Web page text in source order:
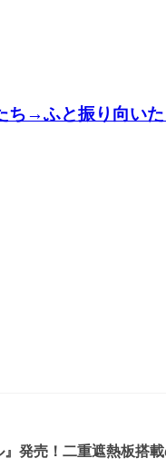
→ふと振り向い
発売！二重遮熱板搭